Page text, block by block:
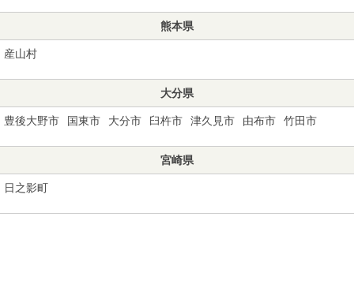
熊本県
産山村
大分県
豊後大野市 国東市 大分市 臼杵市 津久見市 由布市 竹田市
宮崎県
日之影町